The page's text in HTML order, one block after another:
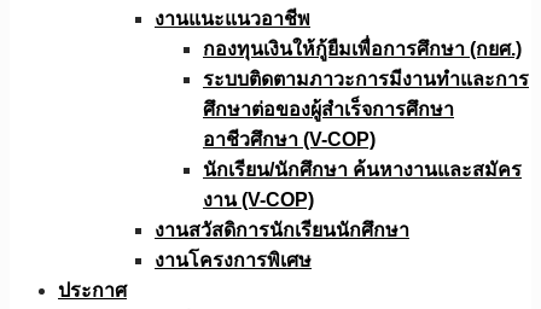
งานแนะแนวอาชีพ
กองทุนเงินให้กู้ยืมเพื่อการศึกษา (กยศ.)
ระบบติดตามภาวะการมีงานทำและการ
ศึกษาต่อของผู้สำเร็จการศึกษา
อาชีวศึกษา (V-COP)
นักเรียน/นักศึกษา ค้นหางานและสมัคร
งาน (V-COP)
งานสวัสดิการนักเรียนนักศึกษา
งานโครงการพิเศษ
ประกาศ